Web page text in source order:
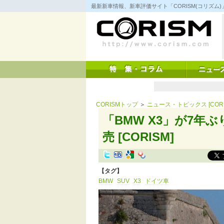
コ
ン
キ
ッ
最新新車情報、新車評価サイト「CORISM(コリズム
CORISMトップ＞ ニュース・トピックス
「BMW X3」が7年
売 [CORISM]
【タグ】
BMW SUV X3 ドイツ車